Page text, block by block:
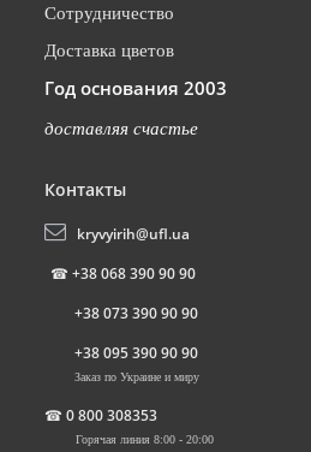
Сотрудничество
Доставка цветов
Год основания 2003
доставляя счастье
Контакты
kryvyirih@ufl.ua
☎ +38 068 390 90 90
+38 073 390 90 90
+38 095 390 90 90
Заказ по Украине и миру
☎ 0 800 308353
Горячая линия 8:00 - 20:00